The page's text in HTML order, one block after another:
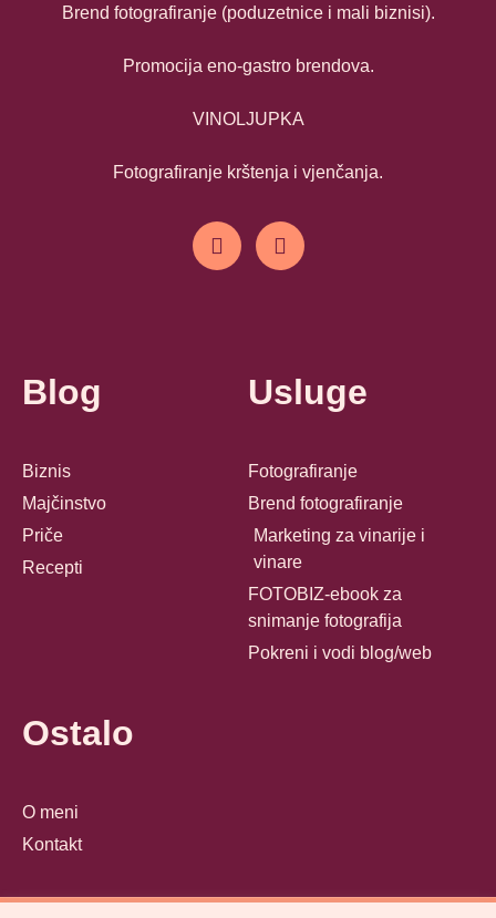
Brend fotografiranje (poduzetnice i mali biznisi).
Promocija eno-gastro brendova.
VINOLJUPKA
Fotografiranje krštenja i vjenčanja.
Blog
Biznis
Majčinstvo
Priče
Recepti
Usluge
Fotografiranje
Brend fotografiranje
Marketing za vinarije i
vinare
FOTOBIZ-ebook za
snimanje fotografija
Pokreni i vodi blog/web
Ostalo
O meni
Kontakt